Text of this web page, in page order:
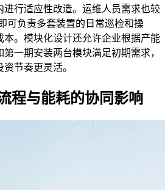
进行适应性改造。运维人员需求也较
可负责多套装置的日常巡检和操
本。模块化设计还允许企业根据产能
一期安装两台模块满足初期需求，
节奏更灵活。
程与能耗的协同影响